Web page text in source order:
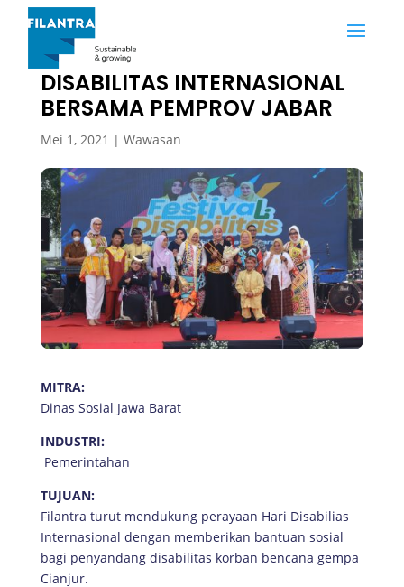
FILANTRA RAYAKAN HARI
DISABILITAS INTERNASIONAL
BERSAMA PEMPROV JABAR
Mei 1, 2021 | Wawasan
MITRA:
Dinas Sosial Jawa Barat
INDUSTRI:
Pemerintahan
TUJUAN:
Filantra turut mendukung perayaan Hari Disabilias
Internasional dengan memberikan bantuan sosial
bagi penyandang disabilitas korban bencana gempa
Cianjur.